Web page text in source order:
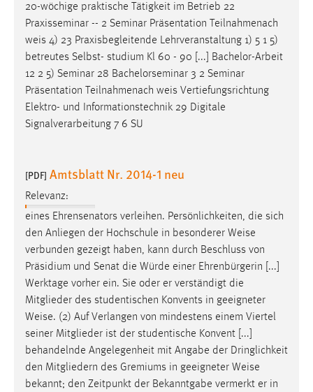
20-wöchige praktische Tätigkeit im Betrieb 22
Praxisseminar -- 2 Seminar Präsentation Teilnahmenach
weis 4) 23 Praxisbegleitende Lehrveranstaltung 1) 5 1 5)
betreutes Selbst- studium Kl 60 - 90 [...] Bachelor-Arbeit
12 2 5) Seminar 28 Bachelorseminar 3 2 Seminar
Präsentation Teilnahmenach weis Vertiefungsrichtung
Elektro- und Informationstechnik 29 Digitale
Signalverarbeitung 7 6 SU
[PDF] Amtsblatt Nr. 2014-1 neu
Relevanz:
eines Ehrensenators verleihen. Persönlichkeiten, die sich
den Anliegen der Hochschule in besonderer Weise
verbunden gezeigt haben, kann durch Beschluss von
Präsidium und Senat die Würde einer Ehrenbürgerin [...]
Werktage vorher ein. Sie oder er verständigt die
Mitglieder des studentischen Konvents in geeigneter
Weise. (2) Auf Verlangen von mindestens einem Viertel
seiner Mitglieder ist der studentische Konvent [...]
behandelnde Angelegenheit mit Angabe der Dringlichkeit
den Mitgliedern des Gremiums in geeigneter Weise
bekannt; den Zeitpunkt der Bekanntgabe vermerkt er in